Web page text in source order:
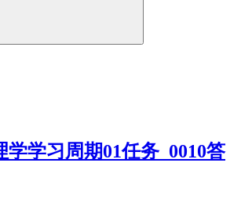
学学习周期01任务_0010答